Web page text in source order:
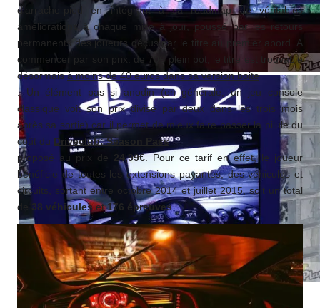
d’arrache-pied en intégrant à sa roadmap de véritables
améliorations à chaque mise à jour, poussé par les retours
permanents des joueurs déçus par le titre au premier abord. A
commencer par son prix: de 70€ plein pot, le titre est trouvable
désormaisà moins de 40 euros dans sa version boite
. Un élément pas si anodin (en générale, un jeu console
classique voit son prix divisé par deux dans les trois mois
après sa sortie) car il permet de mieux faire passer la pilule du
coût du Driveclub: Season Pass
proposé au prix de 24,99€. Pour ce tarif en effet, le joueur
bénéficie de toutes les extensions payantes, des véhicules et
circuits, sortant entre octobre 2014 et juillet 2015, soit un total
de
38 véhiculeset176 épreuves.